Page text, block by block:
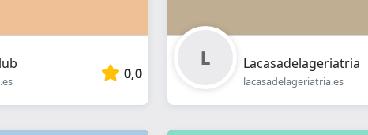
0,0
Lacasadelageriatria
lacasadelageriatria.es